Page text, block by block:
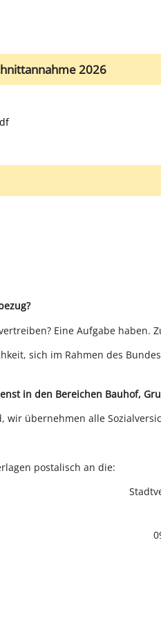
2026
Eine Aufgabe haben.
sich im Rahmen des
in den Bereichen Bauhof,
wir übernehmen alle
postalisch an die: